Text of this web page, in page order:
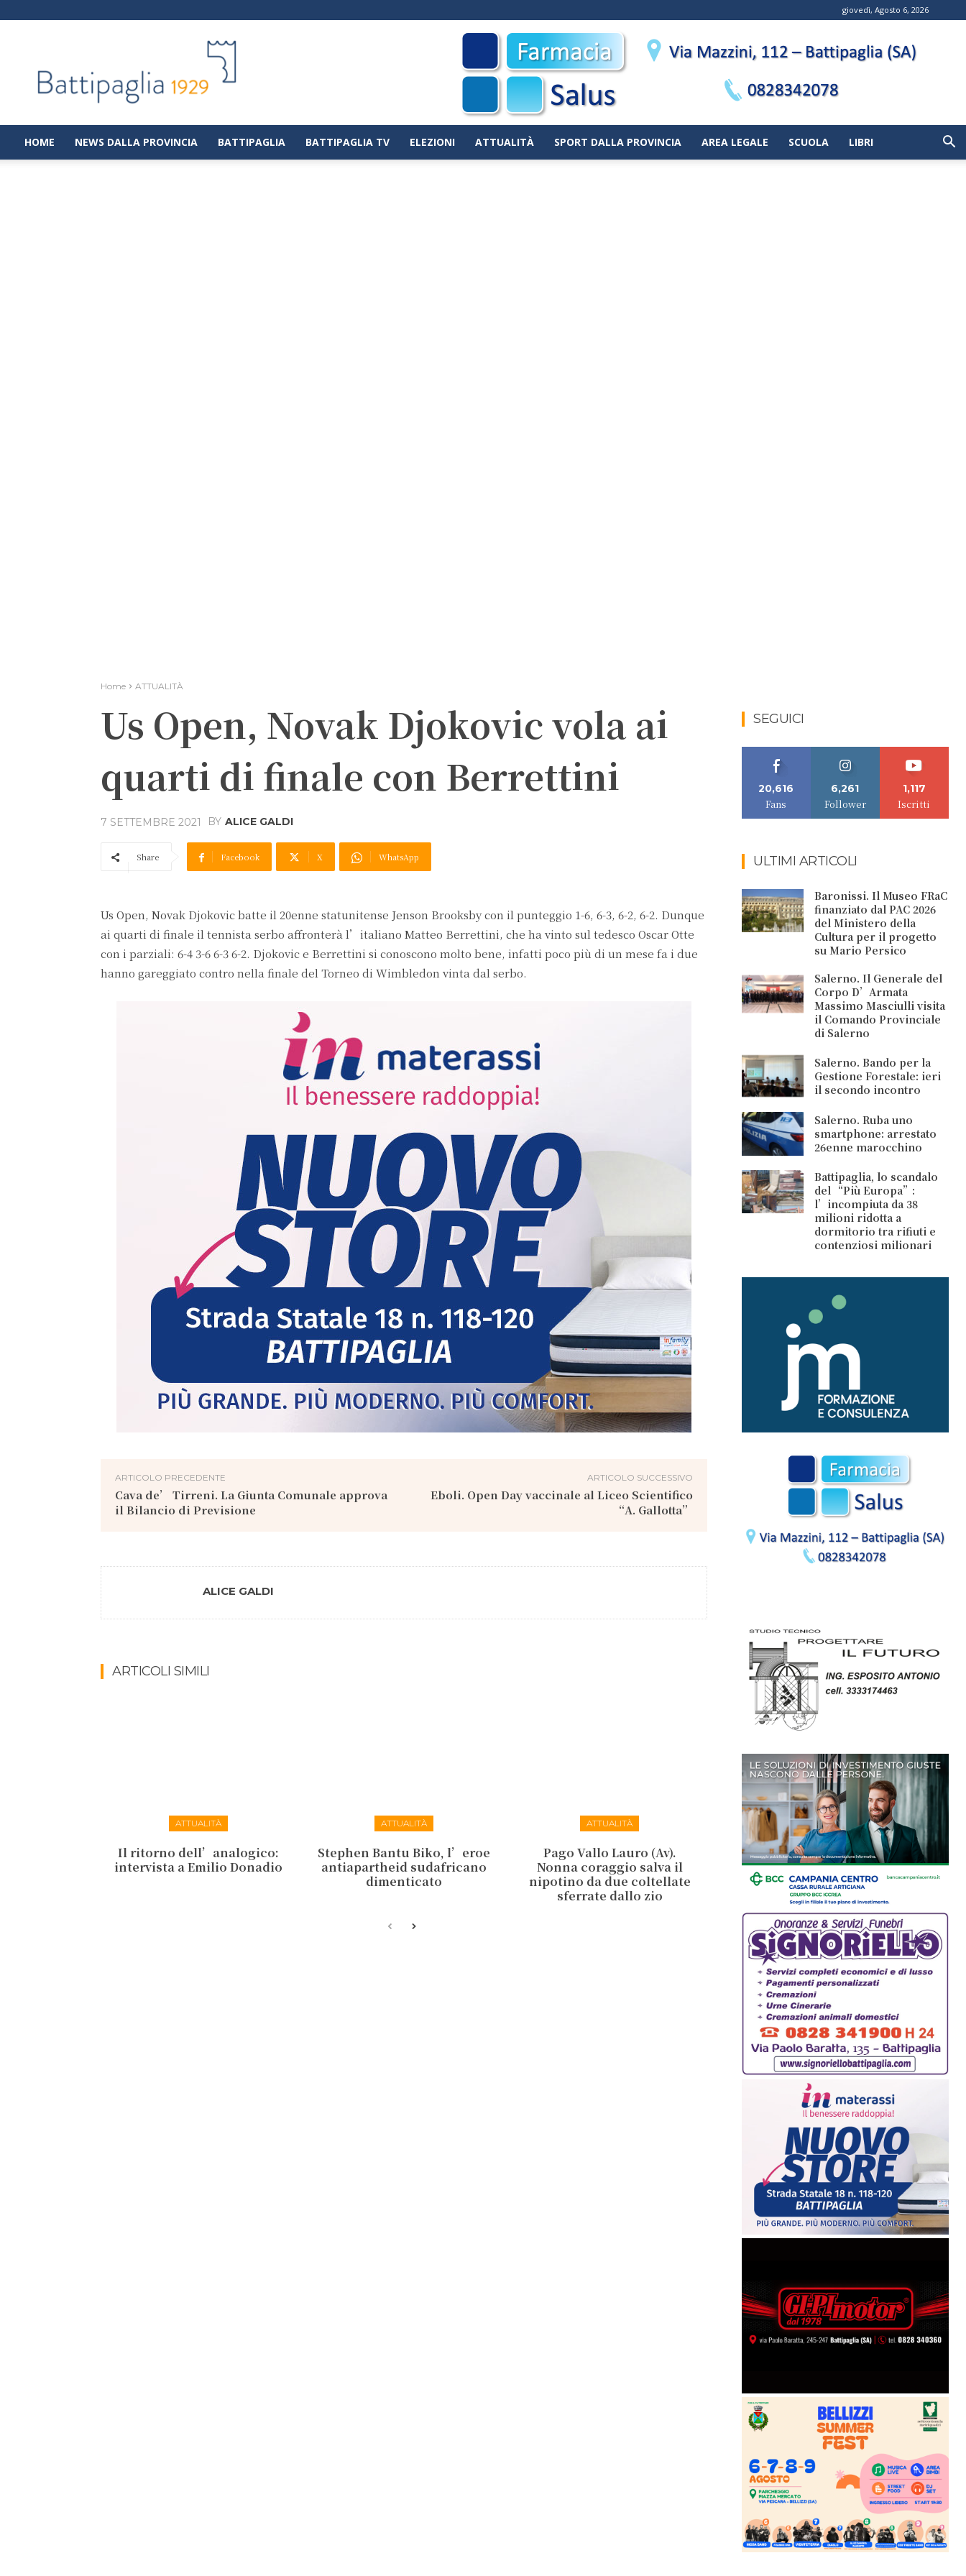
giovedì, Agosto 6, 2026
|
Notizie
dalla
città
di
HOME NEWS DALLA PROVINCIA BATTIPAGLIA BATTIPAGLIA TV ELEZIONI ATTUALITÀ SPORT DALLA PROVINCIA AREA LEGALE SCUOLA LIBRI
Home ATTUALITÀ
Us Open, Novak Djokovic vola ai
quarti di finale con Berrettini
7 SETTEMBRE 2021 BY ALICE GALDI
Share Facebook X WhatsApp
Us Open, Novak Djokovic batte il 20enne statunitense Jenson Brooksby con il punteggio 1-6, 6-3, 6-2, 6-2. Dunque
ai quarti di finale il tennista serbo affronterà l’italiano Matteo Berrettini, che ha vinto sul tedesco Oscar Otte
con i parziali: 6-4 3-6 6-3 6-2. Djokovic e Berrettini si conoscono molto bene, infatti poco più di un mese fa i due
hanno gareggiato contro nella finale del Torneo di Wimbledon vinta dal serbo.
ARTICOLO PRECEDENTE
Cava de’ Tirreni. La Giunta Comunale approva
il Bilancio di Previsione
ARTICOLO SUCCESSIVO
Eboli. Open Day vaccinale al Liceo Scientifico
“A. Gallotta”
ALICE GALDI
ARTICOLI SIMILI
ATTUALITÀ
Il ritorno dell’analogico:
intervista a Emilio Donadio
ATTUALITÀ
Stephen Bantu Biko, l’eroe
antiapartheid sudafricano
dimenticato
ATTUALITÀ
Pago Vallo Lauro (Av).
Nonna coraggio salva il
nipotino da due coltellate
sferrate dallo zio
SEGUICI
20,616
Fans
6,261
Follower
1,117
Iscritti
ULTIMI ARTICOLI
Baronissi. Il Museo FRaC
finanziato dal PAC 2026
del Ministero della
Cultura per il progetto
su Mario Persico
Salerno. Il Generale del
Corpo D’Armata
Massimo Masciulli visita
il Comando Provinciale
di Salerno
Salerno. Bando per la
Gestione Forestale: ieri
il secondo incontro
Salerno. Ruba uno
smartphone: arrestato
26enne marocchino
Battipaglia, lo scandalo
del “Più Europa”:
l’incompiuta da 38
milioni ridotta a
dormitorio tra rifiuti e
contenziosi milionari